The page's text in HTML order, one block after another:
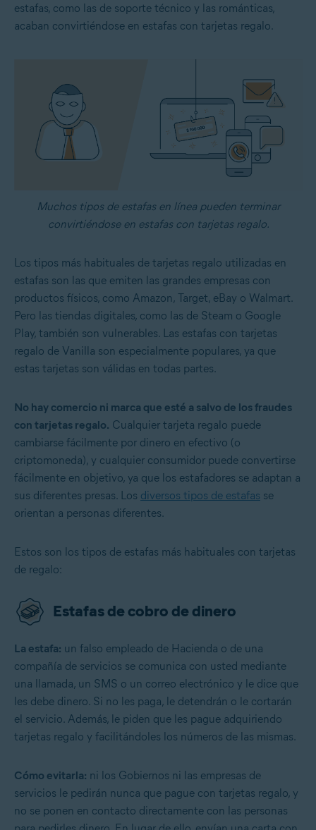
estafas, como las de soporte técnico y las románticas,
acaban convirtiéndose en estafas con tarjetas regalo.
Muchos tipos de estafas en línea pueden terminar
convirtiéndose en estafas con tarjetas regalo.
Los tipos más habituales de tarjetas regalo utilizadas en
estafas son las que emiten las grandes empresas con
productos físicos, como Amazon, Target, eBay o Walmart.
Pero las tiendas digitales, como las de Steam o Google
Play, también son vulnerables. Las estafas con tarjetas
regalo de Vanilla son especialmente populares, ya que
estas tarjetas son válidas en todas partes.
No hay comercio ni marca que esté a salvo de los fraudes
con tarjetas regalo. Cualquier tarjeta regalo puede
cambiarse fácilmente por dinero en efectivo (o
criptomoneda), y cualquier consumidor puede convertirse
fácilmente en objetivo, ya que los estafadores se adaptan a
sus diferentes presas. Los diversos tipos de estafas se
orientan a personas diferentes.
Estos son los tipos de estafas más habituales con tarjetas
de regalo:
Estafas de cobro de dinero
La estafa: un falso empleado de Hacienda o de una
compañía de servicios se comunica con usted mediante
una llamada, un SMS o un correo electrónico y le dice que
les debe dinero. Si no les paga, le detendrán o le cortarán
el servicio. Además, le piden que les pague adquiriendo
tarjetas regalo y facilitándoles los números de las mismas.
Cómo evitarla: ni los Gobiernos ni las empresas de
servicios le pedirán nunca que pague con tarjetas regalo, y
no se ponen en contacto directamente con las personas